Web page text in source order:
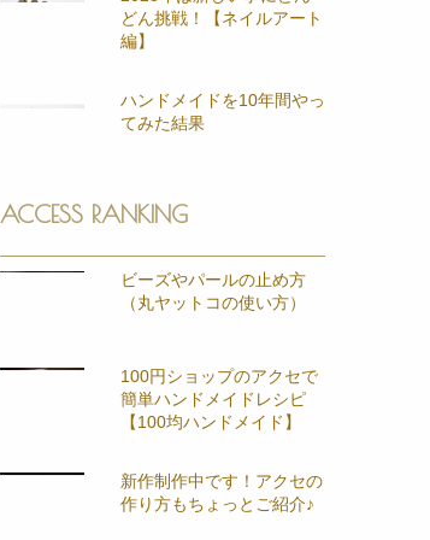
どん挑戦！【ネイルアート
編】
ハンドメイドを10年間やっ
てみた結果
ACCESS RANKING
ビーズやパールの止め方
（丸ヤットコの使い方）
100円ショップのアクセで
簡単ハンドメイドレシピ
【100均ハンドメイド】
新作制作中です！アクセの
作り方もちょっとご紹介♪